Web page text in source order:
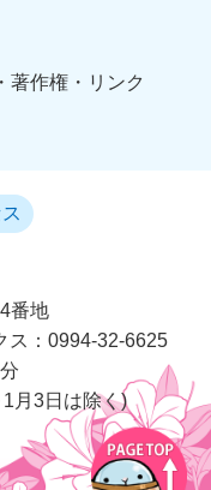
著作権・リンク
番地
ス：0994-32-6625
月3日は除く)